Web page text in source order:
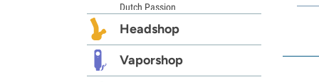
Dutch Passion
Elite Seeds
Exotic Seed
Expert Seeds
Headshop
Vaporshop